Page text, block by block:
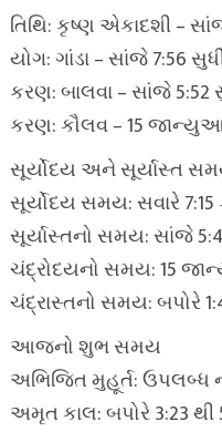
તિથિ: કૃષ્ણ એકાદશી –
યોગ: ગાંડા – સાંજે 7:56
કરણ: બાલવા – સાંજે 5:52
કરણ: કૌલવ – 15
સૂર્યોદય અને સૂર્યાસ્ત
સૂર્યોદય સમય: સવારે
સૂર્યાસ્તનો સમય: સાંજે
ચંદ્રોદયનો સમય: 15
ચંદ્રાસ્તનો સમય: બપોરે
આજનો શુભ સમય
અભિજિત મુહૂર્ત: ઉપલબ્ધ
અમૃત કાલ: બપોરે 3:23 થી